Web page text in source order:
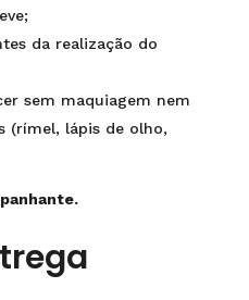
da realização do
sem maquiagem nem
(rímel, lápis de olho,